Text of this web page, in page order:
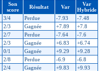
Son
score
Résultat Var
Var
Hybride
3/4 Perdue -7.93
-7.48
2/3 Gagnée +7.89
+7.8
2/7 Perdue -7.64
-7.6
2/3 Gagnée +6.83
+6.74
0/1 Gagnée +9.29
+9.28
2/8 Perdue -6.9
-6.8
2/4 Gagnée +9.83
+9.93